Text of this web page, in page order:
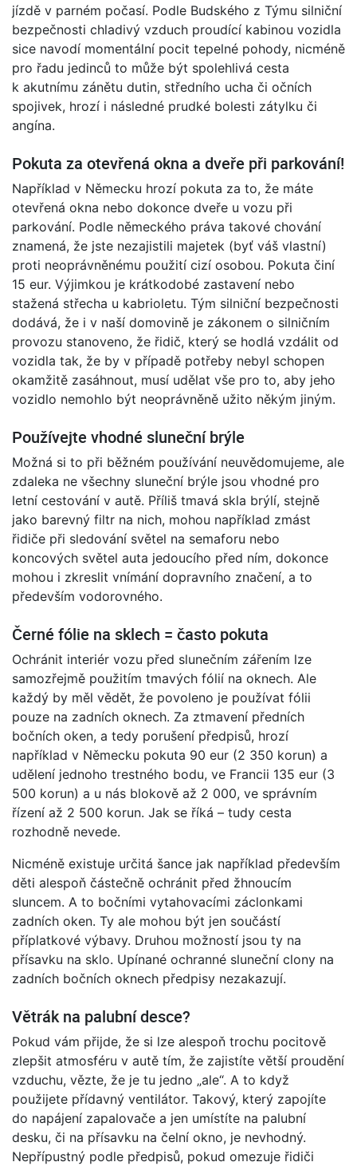
jízdě v parném počasí. Podle Budského z Týmu silniční
bezpečnosti chladivý vzduch proudící kabinou vozidla
sice navodí momentální pocit tepelné pohody, nicméně
pro řadu jedinců to může být spolehlivá cesta
k akutnímu zánětu dutin, středního ucha či očních
spojivek, hrozí i následné prudké bolesti zátylku či
angína.
Pokuta za otevřená okna a dveře při parkování!
Například v Německu hrozí pokuta za to, že máte
otevřená okna nebo dokonce dveře u vozu při
parkování. Podle německého práva takové chování
znamená, že jste nezajistili majetek (byť váš vlastní)
proti neoprávněnému použití cizí osobou. Pokuta činí
15 eur. Výjimkou je krátkodobé zastavení nebo
stažená střecha u kabrioletu. Tým silniční bezpečnosti
dodává, že i v naší domovině je zákonem o silničním
provozu stanoveno, že řidič, který se hodlá vzdálit od
vozidla tak, že by v případě potřeby nebyl schopen
okamžitě zasáhnout, musí udělat vše pro to, aby jeho
vozidlo nemohlo být neoprávněně užito někým jiným.
Používejte vhodné sluneční brýle
Možná si to při běžném používání neuvědomujeme, ale
zdaleka ne všechny sluneční brýle jsou vhodné pro
letní cestování v autě. Příliš tmavá skla brýlí, stejně
jako barevný filtr na nich, mohou například zmást
řidiče při sledování světel na semaforu nebo
koncových světel auta jedoucího před ním, dokonce
mohou i zkreslit vnímání dopravního značení, a to
především vodorovného.
Černé fólie na sklech = často pokuta
Ochránit interiér vozu před slunečním zářením lze
samozřejmě použitím tmavých fólií na oknech. Ale
každý by měl vědět, že povoleno je používat fólii
pouze na zadních oknech. Za ztmavení předních
bočních oken, a tedy porušení předpisů, hrozí
například v Německu pokuta 90 eur (2 350 korun) a
udělení jednoho trestného bodu, ve Francii 135 eur (3
500 korun) a u nás blokově až 2 000, ve správním
řízení až 2 500 korun. Jak se říká – tudy cesta
rozhodně nevede.
Nicméně existuje určitá šance jak například především
děti alespoň částečně ochránit před žhnoucím
sluncem. A to bočními vytahovacími záclonkami
zadních oken. Ty ale mohou být jen součástí
příplatkové výbavy. Druhou možností jsou ty na
přísavku na sklo. Upínané ochranné sluneční clony na
zadních bočních oknech předpisy nezakazují.
Větrák na palubní desce?
Pokud vám přijde, že si lze alespoň trochu pocitově
zlepšit atmosféru v autě tím, že zajistíte větší proudění
vzduchu, vězte, že je tu jedno „ale“. A to když
použijete přídavný ventilátor. Takový, který zapojíte
do napájení zapalovače a jen umístíte na palubní
desku, či na přísavku na čelní okno, je nevhodný.
Nepřípustný podle předpisů, pokud omezuje řidiči